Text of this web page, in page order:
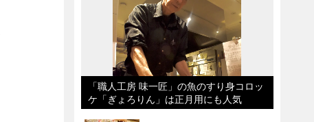
「職人工房 味一匠」の魚のすり身コロッ
ケ「ぎょろりん」は正月用にも人気